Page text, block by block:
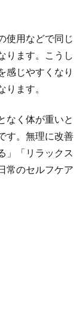
使用などで同じ
ります。こうし
感じやすくなり
ります。
なく体が重いと
す。無理に改善
」「リラックス
常のセルフケア